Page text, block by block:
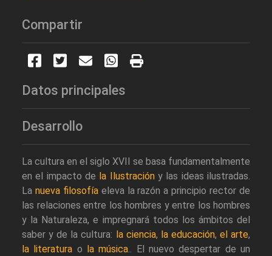
Compartir
Datos principales
Desarrollo
La cultura en el siglo XVII se basa fundamentalmente
en el impacto de la Ilustracióny las ideas ilustradas.
La nueva filosofíaeleva la razón a principio rector de
las relaciones entre los hombres y entre los hombres
y la Naturaleza, e impregnará todos los ámbitos del
saber y de la cultura: la ciencia, la educación, el arte,
la literatura o la música.. El nuevo despertar de un